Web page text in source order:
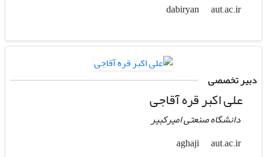
dabiryan
aut.ac.ir
دبیر تخصصی
علی اکبر قره آقاجی
دانشگاه صنعتی امیرکبیر
aghaji
aut.ac.ir